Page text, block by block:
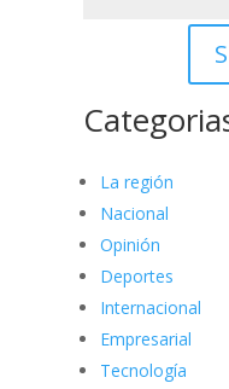
La región
Nacional
Opinión
Deportes
Internacional
Empresarial
Tecnología